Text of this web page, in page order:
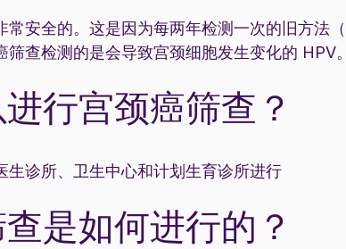
常安全的。这是因为每两年检测一次的旧方法
筛查检测的是会导致宫颈细胞发生变化的 HPV
行宫颈癌筛查？
生诊所、卫生中心和计划生育诊所进行
是如何进行的？